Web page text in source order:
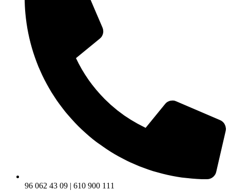
96 062 43 09 | 610 900 111